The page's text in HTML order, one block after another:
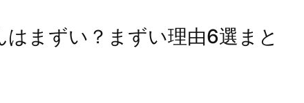
まずい？まずい理由6選まと